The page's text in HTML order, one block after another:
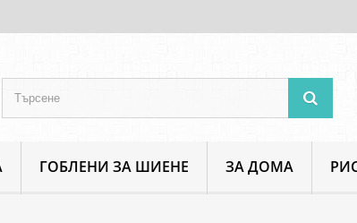
ГОБЛЕНИ ЗА ШИЕНЕ ЗА ДОМА